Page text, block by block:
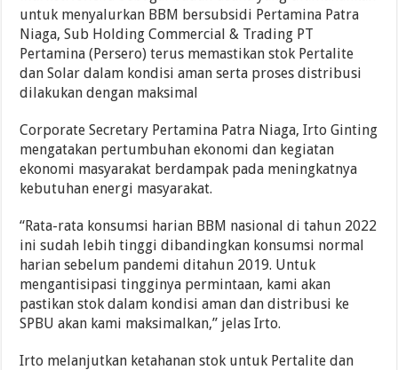
untuk menyalurkan BBM bersubsidi Pertamina Patra
Niaga, Sub Holding Commercial & Trading PT
Pertamina (Persero) terus memastikan stok Pertalite
dan Solar dalam kondisi aman serta proses distribusi
dilakukan dengan maksimal
Corporate Secretary Pertamina Patra Niaga, Irto Ginting
mengatakan pertumbuhan ekonomi dan kegiatan
ekonomi masyarakat berdampak pada meningkatnya
kebutuhan energi masyarakat.
“Rata-rata konsumsi harian BBM nasional di tahun 2022
ini sudah lebih tinggi dibandingkan konsumsi normal
harian sebelum pandemi ditahun 2019. Untuk
mengantisipasi tingginya permintaan, kami akan
pastikan stok dalam kondisi aman dan distribusi ke
SPBU akan kami maksimalkan,” jelas Irto.
Irto melanjutkan ketahanan stok untuk Pertalite dan